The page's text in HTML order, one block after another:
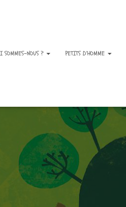
SOMMES-NOUS ? PETITS D’HOMME